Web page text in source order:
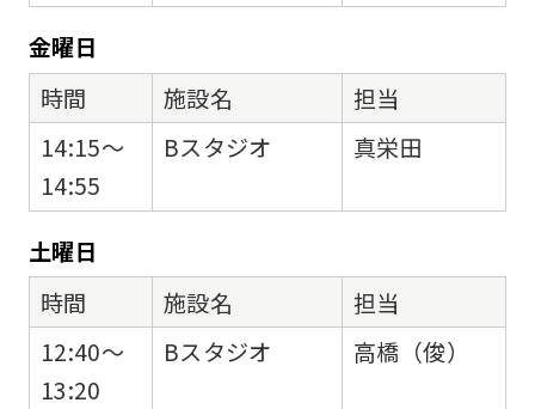
金曜日
時間
14:15～
14:55
施設名
Bスタジオ
担当
真栄田
土曜日
時間
12:40～
13:20
施設名
Bスタジオ
担当
高橋（俊）